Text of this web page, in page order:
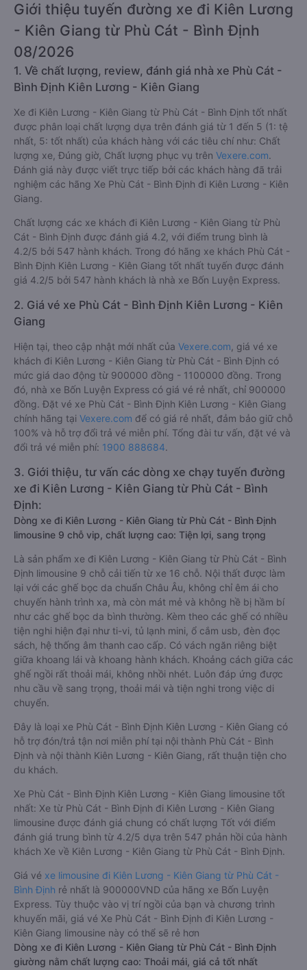
Giới thiệu tuyến đường xe đi Kiên Lương
- Kiên Giang từ Phù Cát - Bình Định
08/2026
1. Về chất lượng, review, đánh giá nhà xe Phù Cát -
Bình Định Kiên Lương - Kiên Giang
Xe đi Kiên Lương - Kiên Giang từ Phù Cát - Bình Định tốt nhất
được phân loại chất lượng dựa trên đánh giá từ 1 đến 5 (1: tệ
nhất, 5: tốt nhất) của khách hàng với các tiêu chí như: Chất
lượng xe, Đúng giờ, Chất lượng phục vụ trên Vexere.com.
Đánh giá này được viết trực tiếp bởi các khách hàng đã trải
nghiệm các hãng Xe Phù Cát - Bình Định đi Kiên Lương - Kiên
Giang.
Chất lượng các xe khách đi Kiên Lương - Kiên Giang từ Phù
Cát - Bình Định được đánh giá 4.2, với điểm trung bình là
4.2/5 bởi 547 hành khách. Trong đó hãng xe khách Phù Cát -
Bình Định Kiên Lương - Kiên Giang tốt nhất tuyến được đánh
giá 4.2/5 bởi 547 hành khách là nhà xe Bốn Luyện Express.
2. Giá vé xe Phù Cát - Bình Định Kiên Lương - Kiên
Giang
Hiện tại, theo cập nhật mới nhất của Vexere.com , giá vé xe
khách đi Kiên Lương - Kiên Giang từ Phù Cát - Bình Định có
mức giá dao động từ 900000 đồng - 1100000 đồng. Trong
đó, nhà xe Bốn Luyện Express có giá vé rẻ nhất, chỉ 900000
đồng. Đặt vé xe Phù Cát - Bình Định Kiên Lương - Kiên Giang
chính hãng tại Vexere.com để có giá rẻ nhất, đảm bảo giữ chỗ
100% và hỗ trợ đổi trả vé miễn phí. Tổng đài tư vấn, đặt vé và
đổi trả vé miễn phí: 1900 888684.
3. Giới thiệu, tư vấn các dòng xe chạy tuyến đường
xe đi Kiên Lương - Kiên Giang từ Phù Cát - Bình
Định:
Dòng xe đi Kiên Lương - Kiên Giang từ Phù Cát - Bình Định
limousine 9 chỗ vip, chất lượng cao: Tiện lợi, sang trọng
Là sản phẩm xe đi Kiên Lương - Kiên Giang từ Phù Cát - Bình
Định limousine 9 chỗ cải tiến từ xe 16 chỗ. Nội thất được làm
lại với các ghế bọc da chuẩn Châu Âu, không chỉ êm ái cho
chuyến hành trình xa, mà còn mát mẻ và không hề bị hầm bí
như các ghế bọc da bình thường. Kèm theo các ghế có nhiều
tiện nghi hiện đại như ti-vi, tủ lạnh mini, ổ cắm usb, đèn đọc
sách, hệ thống âm thanh cao cấp. Có vách ngăn riêng biệt
giữa khoang lái và khoang hành khách. Khoảng cách giữa các
ghế ngồi rất thoải mái, không nhồi nhét. Luôn đáp ứng được
nhu cầu về sang trọng, thoải mái và tiện nghi trong việc di
chuyển.
Đây là loại xe Phù Cát - Bình Định Kiên Lương - Kiên Giang có
hỗ trợ đón/trả tận nơi miễn phí tại nội thành Phù Cát - Bình
Định và nội thành Kiên Lương - Kiên Giang, rất thuận tiện cho
du khách.
Xe Phù Cát - Bình Định Kiên Lương - Kiên Giang limousine tốt
nhất: Xe từ Phù Cát - Bình Định đi Kiên Lương - Kiên Giang
limousine được đánh giá chung có chất lượng Tốt với điểm
đánh giá trung bình từ 4.2/5 dựa trên 547 phản hồi của hành
khách Xe về Kiên Lương - Kiên Giang từ Phù Cát - Bình Định.
Giá vé xe limousine đi Kiên Lương - Kiên Giang từ Phù Cát -
Bình Định rẻ nhất là 900000VND của hãng xe Bốn Luyện
Express. Tùy thuộc vào vị trí ngồi của bạn và chương trình
khuyến mãi, giá vé Xe Phù Cát - Bình Định đi Kiên Lương -
Kiên Giang limousine này có thể sẽ rẻ hơn
Dòng xe đi Kiên Lương - Kiên Giang từ Phù Cát - Bình Định
giường nằm chất lượng cao: Thoải mái, giá cả tốt nhất